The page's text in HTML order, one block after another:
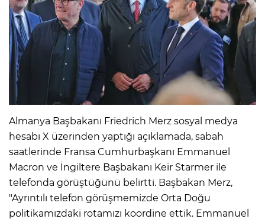
Almanya Başbakanı Friedrich Merz sosyal medya
hesabı X üzerinden yaptığı açıklamada, sabah
saatlerinde Fransa Cumhurbaşkanı Emmanuel
Macron ve İngiltere Başbakanı Keir Starmer ile
telefonda görüştüğünü belirtti. Başbakan Merz,
"Ayrıntılı telefon görüşmemizde Orta Doğu
politikamızdaki rotamızı koordine ettik. Emmanuel